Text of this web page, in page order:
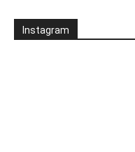
Instagram